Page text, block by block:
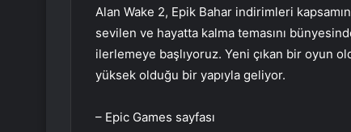
Alan Wake 2, Epik Bahar indirimleri
sevilen ve hayatta kalma temasını
ilerlemeye başlıyoruz. Yeni çıkan bir oyun
yüksek olduğu bir yapıyla geliyor.
– Epic Games sayfası